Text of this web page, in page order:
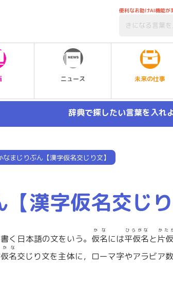
便利なお助けAI機能が
ニュース 未来の仕事
辞典で探したい言葉を入れ
なまじりぶん【漢字仮名交じり文】
漢字仮名交じり
く日本語の文をいう。 仮名
かな
には平仮名
ひらがな
と片
かた
仮名
かな
交じり文を主体に，ローマ字やアラビア